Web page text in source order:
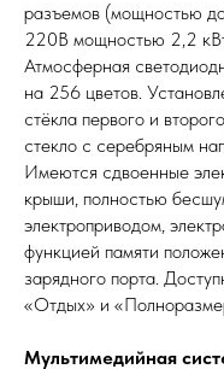
разъемов (мощностью
220В мощностью 2,2
Атмосферная
на 256 цветов.
стёкла первого и
стекло с серебряным
Имеются сдвоенные
крыши, полностью
электроприводом,
функцией памяти
зарядного порта.
«Отдых» и
Мультимедийная